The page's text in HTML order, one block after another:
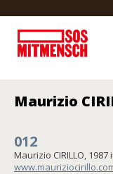
Maurizio
012
Maurizio CIRILLO,